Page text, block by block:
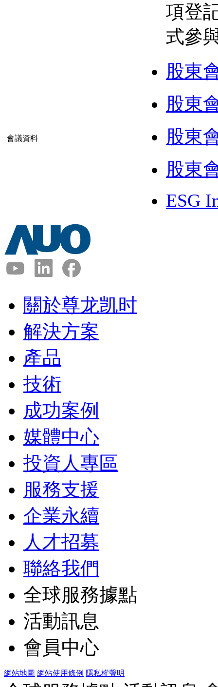
項登
式參
會議資料
股東
股東
股東
股東
ESG
關於尊龙凯时
解決方案
產品
技術
成功案例
媒體中心
投資人專區
服務支援
企業永續
人才招募
聯絡我們
全球服務據點
活動訊息
會員中心
網站地圖 網站使用條例 隱私權聲明